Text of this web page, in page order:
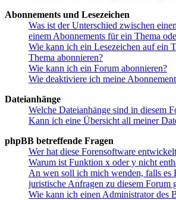
Abonnements und Lesezeichen
Was ist der Unterschied zwischen
einem Abonnements für ein Thema
Wie kann ich ein Lesezeichen auf ein
Thema abonnieren?
Wie kann ich ein Forum abonnieren?
Wie deaktiviere ich meine
Dateianhänge
Welche Dateianhänge sind in diesem
Kann ich eine Übersicht all meiner
phpBB betreffende Fragen
Wer hat diese Forensoftware
Warum ist Funktion x oder y nicht
An wen soll ich mich wenden, falls es
juristische Anfragen zu diesem Forum
Wie kann ich einen Administrator des